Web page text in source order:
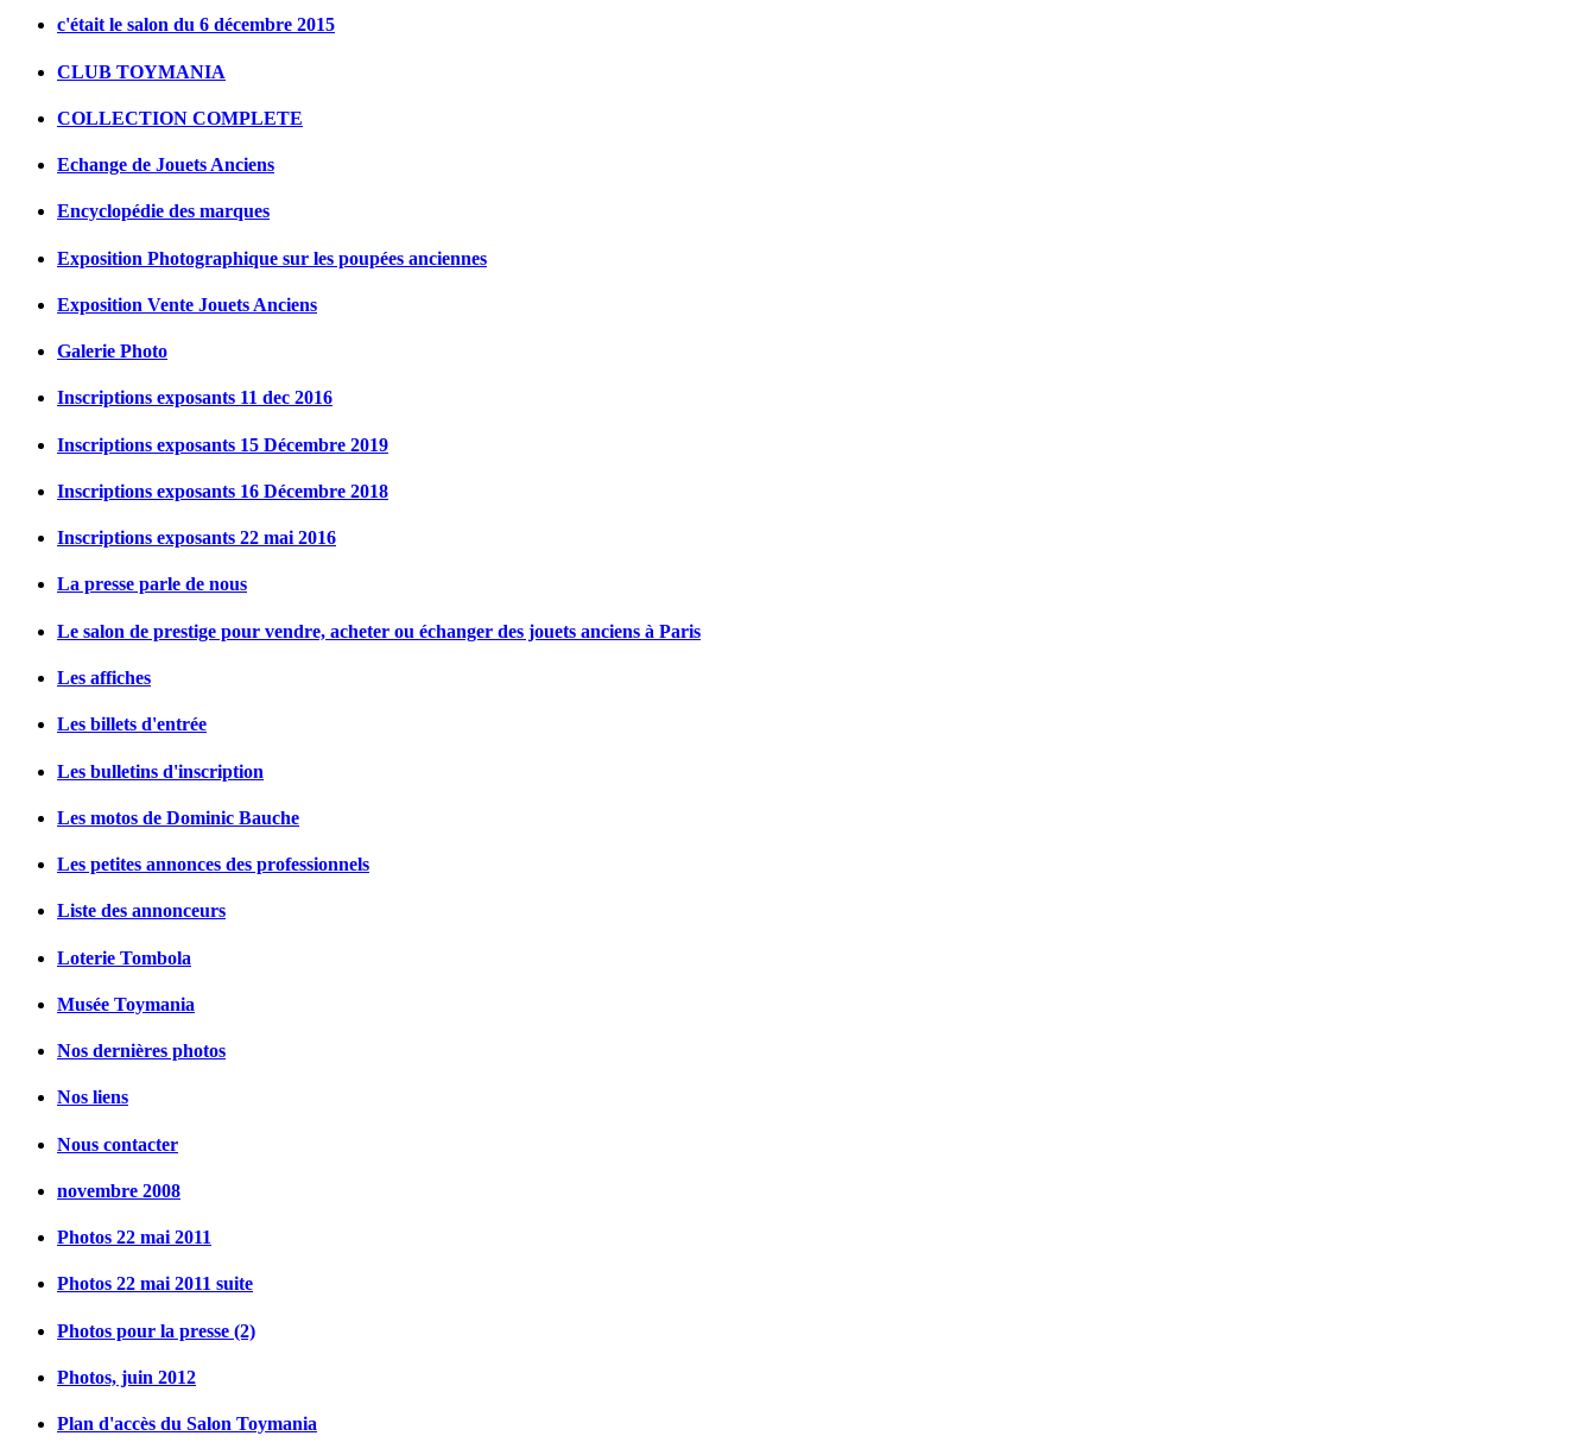
c'était le salon du 6 décembre 2015
CLUB TOYMANIA
COLLECTION COMPLETE
Echange de Jouets Anciens
Encyclopédie des marques
Exposition Photographique sur les poupées anciennes
Exposition Vente Jouets Anciens
Galerie Photo
Inscriptions exposants 11 dec 2016
Inscriptions exposants 15 Décembre 2019
Inscriptions exposants 16 Décembre 2018
Inscriptions exposants 22 mai 2016
La presse parle de nous
Le salon de prestige pour vendre, acheter ou échanger des jouets anciens à Paris
Les affiches
Les billets d'entrée
Les bulletins d'inscription
Les motos de Dominic Bauche
Les petites annonces des professionnels
Liste des annonceurs
Loterie Tombola
Musée Toymania
Nos dernières photos
Nos liens
Nous contacter
novembre 2008
Photos 22 mai 2011
Photos 22 mai 2011 suite
Photos pour la presse (2)
Photos, juin 2012
Plan d'accès du Salon Toymania